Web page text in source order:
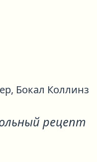
Бокал Коллинз
рецепт